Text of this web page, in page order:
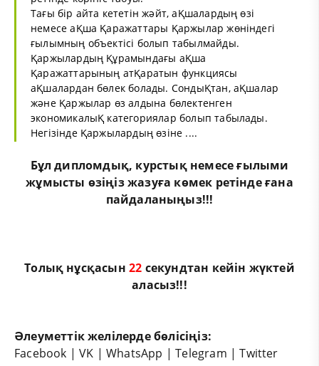
Тағы бір айта кететін жәйт, аҚшалардың өзі
немесе аҚша Қаражаттары Қаржылар жөніндегі
ғылымның объектісі болып табылмайды.
Қаржылардың Құрамындағы аҚша
Қаражаттарының атҚаратын функциясы
аҚшалардан бөлек болады. СондыҚтан, аҚшалар
және Қаржылар өз алдына бөлектенген
экономикалыҚ категориялар болып табылады.
Негізінде Қаржылардың өзіне ....
Бұлдипломдық, курстықнемесеғылыми
жұмысты өзіңіз жазуға көмек ретінде ғана
пайдаланыңыз!!!
Толық нұсқасын22 секундтан кейін жүктей
аласыз!!!
Әлеуметтік желілерде бөлісіңіз:
Facebook |VK |WhatsApp |Telegram |Twitter